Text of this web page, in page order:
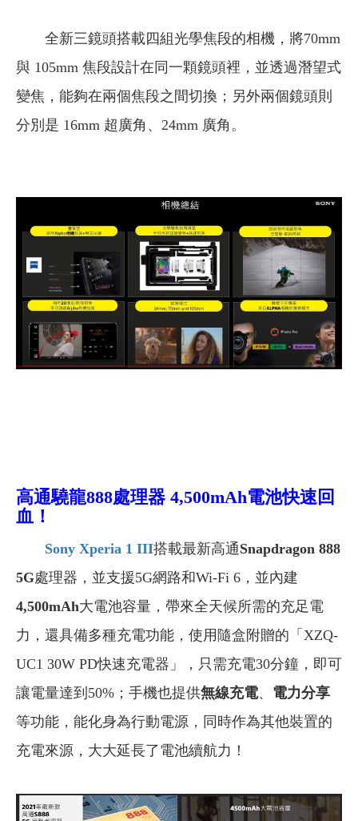
全新三鏡頭搭載四組光學焦段的相機，將70mm
與 105mm 焦段設計在同一顆鏡頭裡，並透過潛望式
變焦，能夠在兩個焦段之間切換；另外兩個鏡頭則
分別是 16mm 超廣角、24mm 廣角。
高通驍龍888處理器 4,500mAh電池快速回
血！
Sony Xperia 1 III搭載最新高通Snapdragon 888
5G處理器，並支援5G網路和Wi-Fi 6，並內建
4,500mAh大電池容量，帶來全天候所需的充足電
力，還具備多種充電功能，使用隨盒附贈的「XZQ-
UC1 30W PD快速充電器」，只需充電30分鐘，即可
讓電量達到50%；手機也提供無線充電、 電力分享
等功能，能化身為行動電源，同時作為其他裝置的
充電來源，大大延長了電池續航力！